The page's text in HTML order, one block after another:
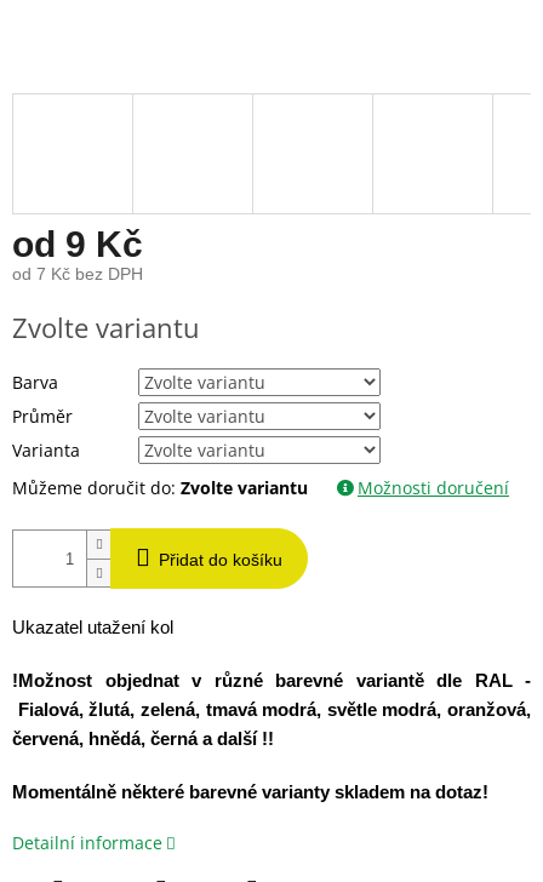
od 9 Kč
od 7 Kč bez DPH
cena:
Zvolte variantu
Barva
Průměr
Varianta
Můžeme doručit do: Zvolte variantu Možnosti doručení
Přidat do košíku
Ukazatel utažení kol
!Možnost objednat v různé barevné
variantě dle RAL -
Fialová, žlutá, zelená, tmavá modrá, světle modrá, oranžová,
červená, hnědá, černá a další !!
Momentálně některé barevné varianty skladem na dotaz!
Detailní informace